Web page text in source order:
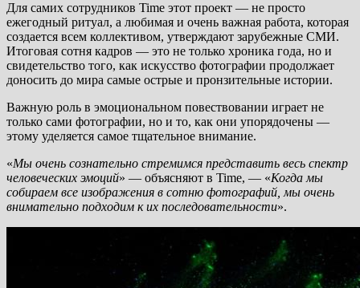
Для самих сотрудников Time этот проект — не просто
ежегодный ритуал, а любимая и очень важная работа, которая
создается всем коллективом, утверждают зарубежные СМИ.
Итоговая сотня кадров — это не только хроника года, но и
свидетельство того, как искусство фотографии продолжает
доносить до мира самые острые и пронзительные истории.
Важную роль в эмоциональном повествовании играет не
только сами фотографии, но и то, как они упорядочены —
этому уделяется самое тщательное внимание.
«Мы очень сознательно стремимся представить весь спектр
человеческих эмоций» — объясняют в Time, — «Когда мы
собираем все изображения в сотню фотографий, мы очень
внимательно подходим к их последовательности».